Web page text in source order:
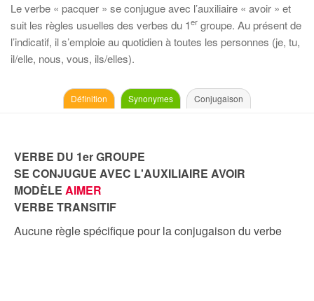
Le verbe « pacquer » se conjugue avec l’auxiliaire « avoir » et
suit les règles usuelles des verbes du 1er groupe. Au présent de
l’indicatif, il s’emploie au quotidien à toutes les personnes (je, tu,
il/elle, nous, vous, ils/elles).
Définition Synonymes Conjugaison
VERBE DU 1er GROUPE
SE CONJUGUE AVEC L'AUXILIAIRE AVOIR
MODÈLE AIMER
VERBE TRANSITIF
Aucune règle spécifique pour la conjugaison du verbe